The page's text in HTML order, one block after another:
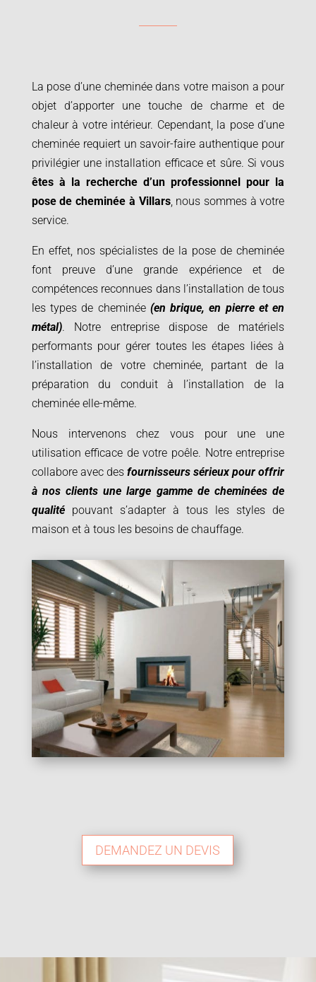
La pose d’une cheminée dans votre maison a pour
objet d’apporter une touche de charme et de
chaleur à votre intérieur. Cependant, la pose d’une
cheminée requiert un savoir-faire authentique pour
privilégier une installation efficace et sûre. Si vous
êtes à la recherche d’un professionnel pour la
pose de cheminée à Villars, nous sommes à votre
service.
En effet, nos spécialistes de la pose de cheminée
font preuve d’une grande expérience et de
compétences reconnues dans l’installation de tous
les types de cheminée (en brique, en pierre et en
métal). Notre entreprise dispose de matériels
performants pour gérer toutes les étapes liées à
l’installation de votre cheminée, partant de la
préparation du conduit à l’installation de la
cheminée elle-même.
Nous intervenons chez vous pour une une
utilisation efficace de votre poêle. Notre entreprise
collabore avec des fournisseurs sérieux pour offrir
à nos clients une large gamme de cheminées de
qualitépouvant s’adapter à tous les styles de
maison et à tous les besoins de chauffage.
DEMANDEZ UN DEVIS